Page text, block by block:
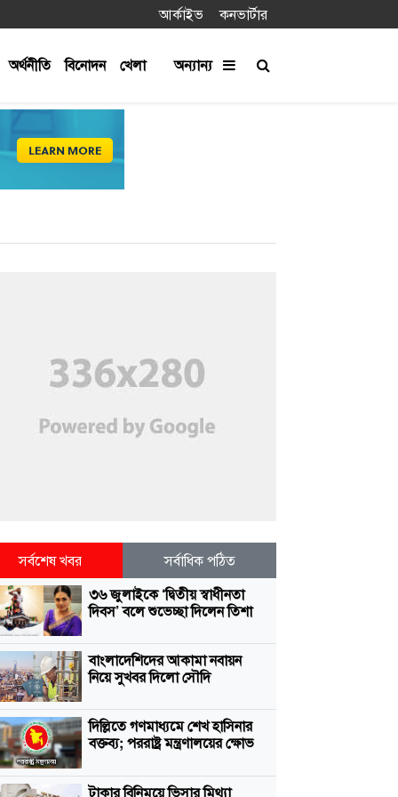
আর্কাইভ কনভার্টার
অর্থনীতি বিনোদন খেলা অন্যান্য
সর্বশেষ খবর
সর্বাধিক পঠিত
৩৬ জুলাইকে ‘দ্বিতীয় স্বাধীনতা
দিবস’ বলে শুভেচ্ছা দিলেন তিশা
বাংলাদেশিদের আকামা নবায়ন
নিয়ে সুখবর দিলো সৌদি
দিল্লিতে গণমাধ্যমে শেখ হাসিনার
বক্তব্য; পররাষ্ট্র মন্ত্রণালয়ের ক্ষোভ
টাকার বিনিময়ে ভিসার মিথ্যা